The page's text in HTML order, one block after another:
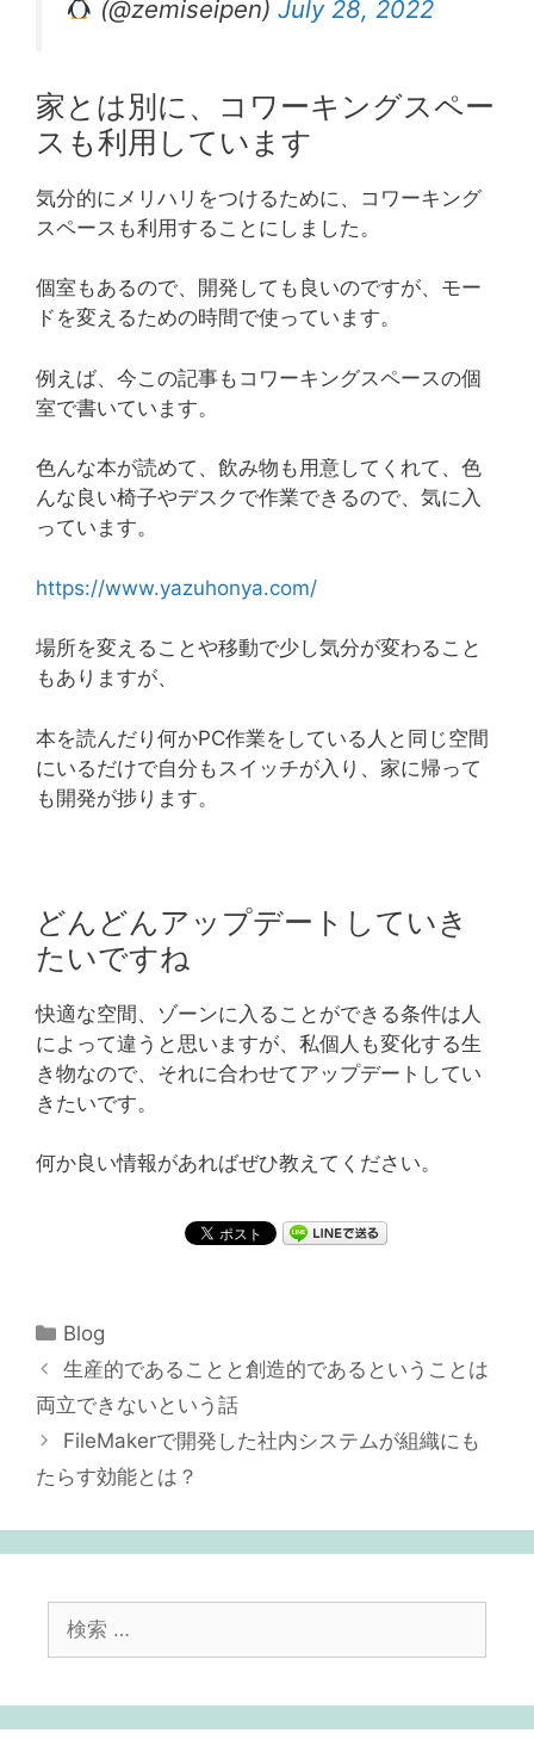
(@zemiseipen)July 28, 2022
家とは別に、コワーキングスペー
スも利用しています
気分的にメリハリをつけるために、コワーキング
スペースも利用することにしました。
個室もあるので、開発しても良いのですが、モー
ドを変えるための時間で使っています。
例えば、今この記事もコワーキングスペースの個
室で書いています。
色んな本が読めて、飲み物も用意してくれて、色
んな良い椅子やデスクで作業できるので、気に入
っています。
https://www.yazuhonya.com/
場所を変えることや移動で少し気分が変わること
もありますが、
本を読んだり何かPC作業をしている人と同じ空間
にいるだけで自分もスイッチが入り、家に帰って
も開発が捗ります。
どんどんアップデートしていき
たいですね
快適な空間、ゾーンに入ることができる条件は人
によって違うと思いますが、私個人も変化する生
き物なので、それに合わせてアップデートしてい
きたいです。
何か良い情報があればぜひ教えてください。
カ
テ
リ
ー
Blog
投
稿
ビ
ゲ
ン
生産的であることと創造的であるということは
両立できないという話
FileMakerで開発した社内システムが組織にも
たらす効能とは？
索: